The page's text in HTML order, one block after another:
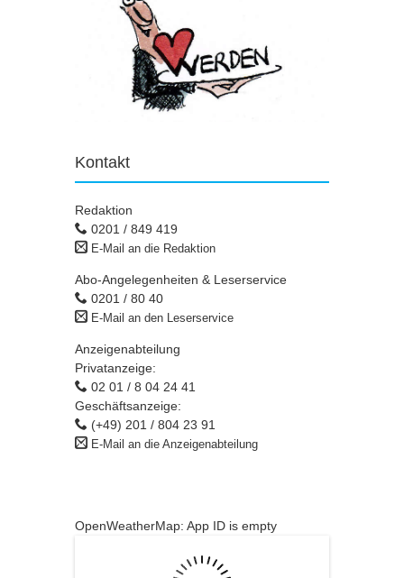
Kontakt
Redaktion
0201 / 849 419
E-Mail an die Redaktion
Abo-Angelegenheiten & Leserservice
0201 / 80 40
E-Mail an den Leserservice
Anzeigenabteilung
Privatanzeige:
02 01 / 8 04 24 41
Geschäftsanzeige:
(+49) 201 / 804 23 91
E-Mail an die Anzeigenabteilung
OpenWeatherMap: App ID is empty